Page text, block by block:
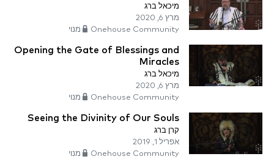
מיכאל ברג
מרץ 6, 2020
Onehouse Community מנוי
Opening the Gate of Blessings and
Miracles
מיכאל ברג
מרץ 6, 2020
Onehouse Community מנוי
Seeing the Divinity of Our Souls
קרן ברג
אפריל 1, 2019
Onehouse Community מנוי